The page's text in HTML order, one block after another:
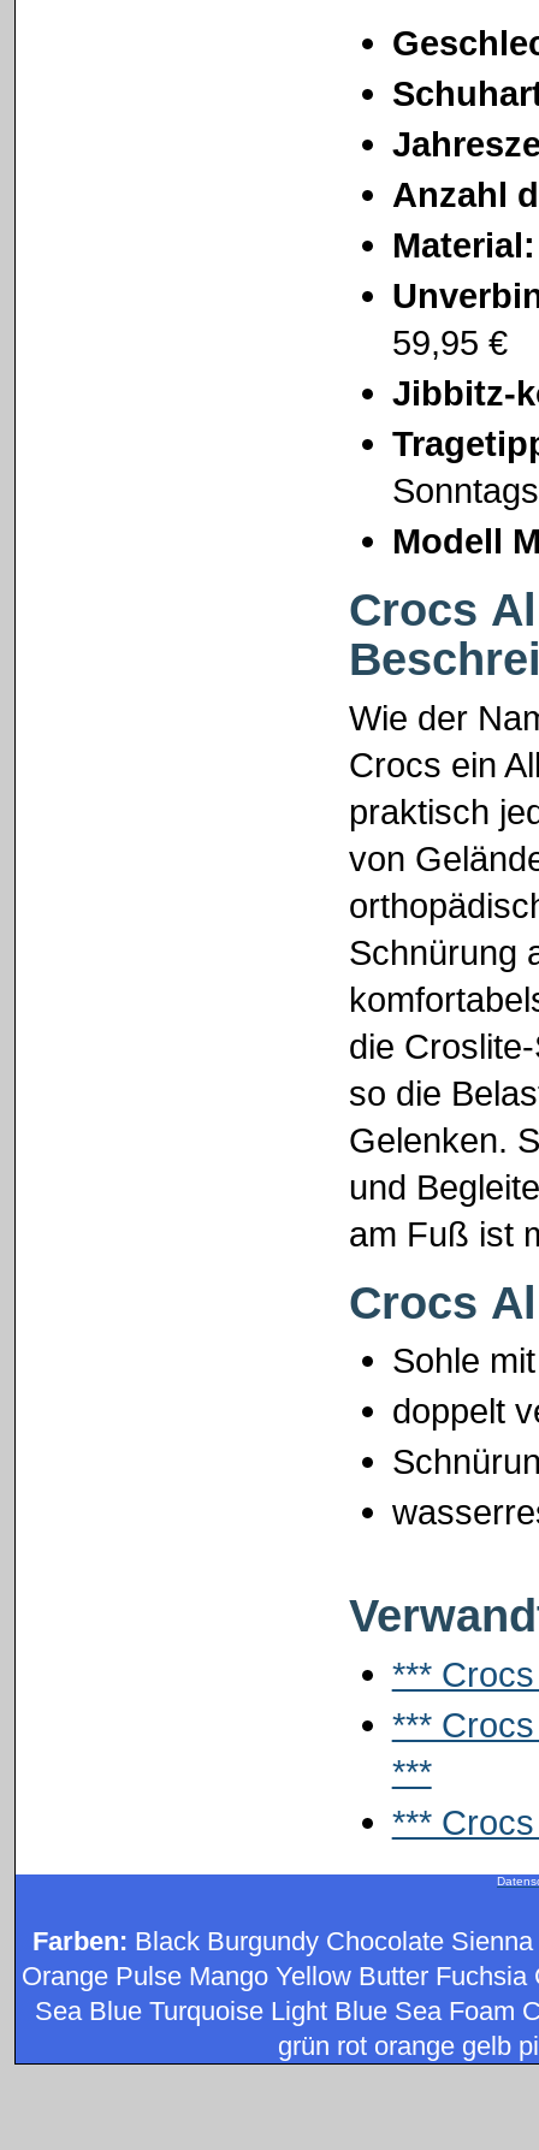
Anzahl
Material:
59,95 €
Jibbitz-
Modell
Crocs
Wie der
Crocs ein
praktisch
von
Schnürung
die
so die
Gelenken.
und
am Fuß ist
Crocs
Sohle
doppelt
***
***
***
***
Farben: Black Burgundy Chocolate
Orange Pulse Mango Yellow Butter
Sea Blue Turquoise Light Blue Sea Foam
grün rot orange gelb